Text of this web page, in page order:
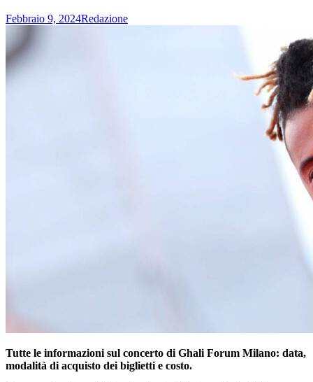
Febbraio 9, 2024Redazione
Tutte le informazioni sul concerto di Ghali Forum Milano: data,
modalità di acquisto dei biglietti e costo.